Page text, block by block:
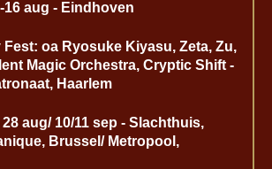
16 aug - Eindhoven
oa Ryosuke Kiyasu, Zeta, Zu,
Magic Orchestra, Cryptic Shift -
Haarlem
aug/ 10/11 sep - Slachthuis,
Brussel/ Metropool,